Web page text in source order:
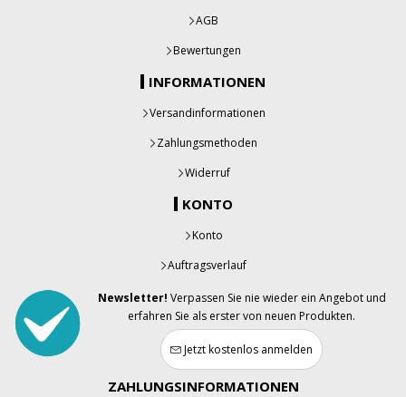
AGB
Bewertungen
INFORMATIONEN
Versandinformationen
Zahlungsmethoden
Widerruf
KONTO
Konto
Auftragsverlauf
Newsletter! Verpassen Sie nie wieder ein Angebot und
erfahren Sie als erster von neuen Produkten.
Jetzt kostenlos anmelden
ZAHLUNGSINFORMATIONEN